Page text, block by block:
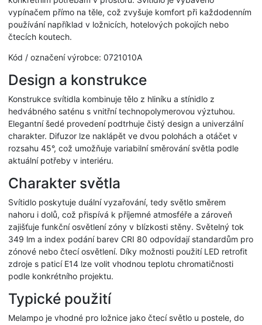
vypínačem přímo na těle, což zvyšuje komfort při každodenním
používání například v ložnicích, hotelových pokojích nebo
čtecích koutech.
Kód / označení výrobce: 0721010A
Design a konstrukce
Konstrukce svítidla kombinuje tělo z hliníku a stínidlo z
hedvábného saténu s vnitřní technopolymerovou výztuhou.
Elegantní šedé provedení podtrhuje čistý design a univerzální
charakter. Difuzor lze naklápět ve dvou polohách a otáčet v
rozsahu 45°, což umožňuje variabilní směrování světla podle
aktuální potřeby v interiéru.
Charakter světla
Svítidlo poskytuje duální vyzařování, tedy světlo směrem
nahoru i dolů, což přispívá k příjemné atmosféře a zároveň
zajišťuje funkční osvětlení zóny v blízkosti stěny. Světelný tok
349 lm a index podání barev CRI 80 odpovídají standardům pro
zónové nebo čtecí osvětlení. Díky možnosti použití LED retrofit
zdroje s paticí E14 lze volit vhodnou teplotu chromatičnosti
podle konkrétního projektu.
Typické použití
Melampo je vhodné pro ložnice jako čtecí světlo u postele, do